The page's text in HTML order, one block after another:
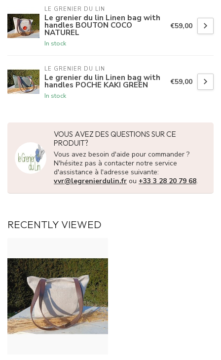
LE GRENIER DU LIN
Le grenier du lin Linen bag with
handles BOUTON COCO
NATUREL
In stock
€59,00
LE GRENIER DU LIN
Le grenier du lin Linen bag with
handles POCHE KAKI GREEN
In stock
€59,00
VOUS AVEZ DES QUESTIONS SUR CE
PRODUIT?
Vous avez besoin d'aide pour commander ?
N'hésitez pas à contacter notre service
d'assistance à l'adresse suivante:
vvr@legrenierdulin.fr ou +33 3 28 20 79 68.
RECENTLY VIEWED